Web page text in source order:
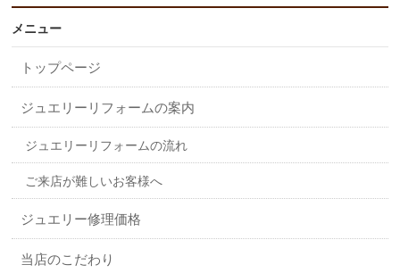
メニュー
トップページ
ジュエリーリフォームの案内
ジュエリーリフォームの流れ
ご来店が難しいお客様へ
ジュエリー修理価格
当店のこだわり